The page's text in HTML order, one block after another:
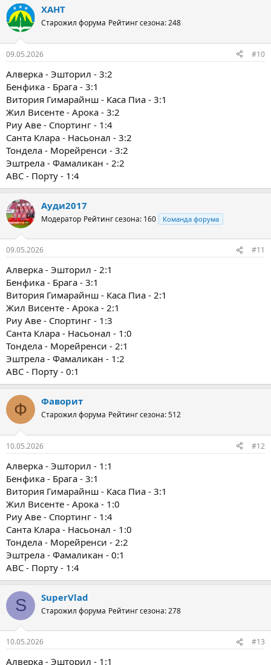
ХАНТ
Старожил форума Рейтинг сезона: 248
09.05.2026 #10
Алверка - Эшторил - 3:2
Бенфика - Брага - 3:1
Витория Гимарайнш - Каса Пиа - 3:1
Жил Висенте - Арока - 3:2
Риу Аве - Спортинг - 1:4
Санта Клара - Насьонал - 3:2
Тондела - Морейренси - 3:2
Эштрела - Фамаликан - 2:2
ABC - Порту - 1:4
Ауди2017
Модератор Рейтинг сезона: 160 Команда форума
09.05.2026 #11
Алверка - Эшторил - 2:1
Бенфика - Брага - 3:1
Витория Гимарайнш - Каса Пиа - 2:1
Жил Висенте - Арока - 2:1
Риу Аве - Спортинг - 1:3
Санта Клара - Насьонал - 1:0
Тондела - Морейренси - 2:1
Эштрела - Фамаликан - 1:2
ABC - Порту - 0:1
Ф Фаворит
Старожил форума Рейтинг сезона: 512
10.05.2026 #12
Алверка - Эшторил - 1:1
Бенфика - Брага - 3:1
Витория Гимарайнш - Каса Пиа - 3:1
Жил Висенте - Арока - 1:0
Риу Аве - Спортинг - 1:4
Санта Клара - Насьонал - 1:0
Тондела - Морейренси - 2:2
Эштрела - Фамаликан - 0:1
ABC - Порту - 1:4
S SuperVlad
Старожил форума Рейтинг сезона: 278
10.05.2026 #13
Алверка - Эшторил - 1:1